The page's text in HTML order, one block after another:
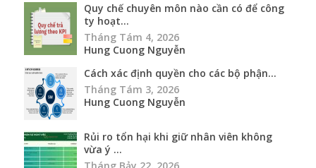
Quy chế chuyên môn nào cần có để công
ty hoạt...
Tháng Tám 4, 2026
Hung Cuong Nguyễn
Cách xác định quyền cho các bộ phận...
Tháng Tám 3, 2026
Hung Cuong Nguyễn
Rủi ro tổn hại khi giữ nhân viên không
vừa ý ...